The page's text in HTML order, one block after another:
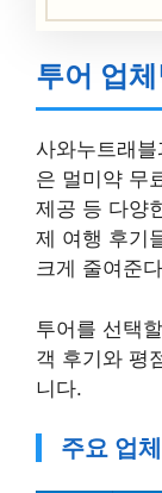
투어 업
사와누트래
은 멀미약 무
제공 등 다양
제 여행 후기
크게 줄여준
투어를 선택
객 후기와 평
니다.
주요 업